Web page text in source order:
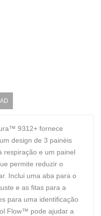
9312+ fornece
design de 3 painéis
respiração e um painel
permite reduzir o
Inclui uma aba para o
e as fitas para a
para uma identificação
Flow™ pode ajudar a